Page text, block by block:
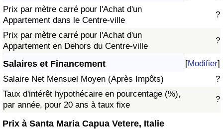
Prix par mètre carré pour l'Achat d'un
Appartement dans le Centre-ville
?
Prix par mètre carré pour l'Achat d'un
Appartement en Dehors du Centre-ville
?
Salaires et Financement [Modifier]
Salaire Net Mensuel Moyen (Après Impôts)
?
Taux d'intérêt hypothécaire en pourcentage (%),
par année, pour 20 ans à taux fixe
?
Prix à Santa Maria Capua Vetere, Italie